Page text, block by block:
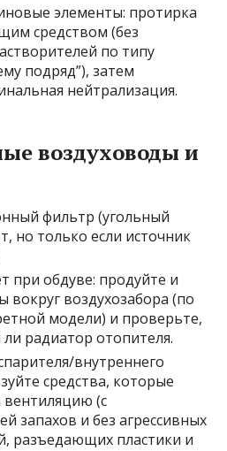
элементы: протирка
средством (без
по типу
подряд”), затем
нейтрализация.
воздуховоды и
фильтр (угольный
но только если источник
при обдуве: продуйте и
вокруг воздухозабора (по
модели) и проверьте,
ли радиатор отопителя.
внутреннего
средства, которые
вентиляцию (с
запахов и без агрессивных
разъедающих пластики и